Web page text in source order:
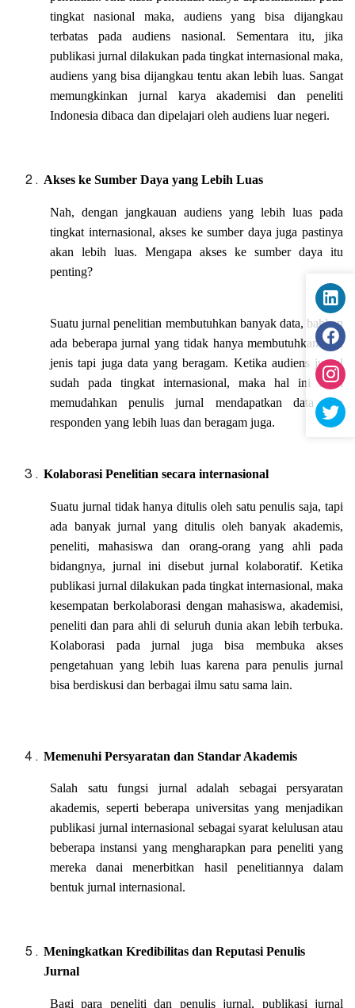
tingkat nasional maka, audiens yang bisa dijangkau
terbatas pada audiens nasional. Sementara itu, jika
publikasi jurnal dilakukan pada tingkat internasional maka,
audiens yang bisa dijangkau tentu akan lebih luas. Sangat
memungkinkan jurnal karya akademisi dan peneliti
Indonesia dibaca dan dipelajari oleh audiens luar negeri.
Akses ke Sumber Daya yang Lebih Luas
Nah, dengan jangkauan audiens yang lebih luas pada
tingkat internasional, akses ke sumber daya juga pastinya
akan lebih luas. Mengapa akses ke sumber daya itu
penting?
Suatu jurnal penelitian membutuhkan banyak data, bahkan
ada beberapa jurnal yang tidak hanya membutuhkan satu
jenis tapi juga data yang beragam. Ketika audiens jurnal
sudah pada tingkat internasional, maka hal ini akan
memudahkan penulis jurnal mendapatkan data dan
responden yang lebih luas dan beragam juga.
Kolaborasi Penelitian secara internasional
Suatu jurnal tidak hanya ditulis oleh satu penulis saja, tapi
ada banyak jurnal yang ditulis oleh banyak akademis,
peneliti, mahasiswa dan orang-orang yang ahli pada
bidangnya, jurnal ini disebut jurnal kolaboratif. Ketika
publikasi jurnal dilakukan pada tingkat internasional, maka
kesempatan berkolaborasi dengan mahasiswa, akademisi,
peneliti dan para ahli di seluruh dunia akan lebih terbuka.
Kolaborasi pada jurnal juga bisa membuka akses
pengetahuan yang lebih luas karena para penulis jurnal
bisa berdiskusi dan berbagai ilmu satu sama lain.
Memenuhi Persyaratan dan Standar Akademis
Salah satu fungsi jurnal adalah sebagai persyaratan
akademis, seperti beberapa universitas yang menjadikan
publikasi jurnal internasional sebagai syarat kelulusan atau
beberapa instansi yang mengharapkan para peneliti yang
mereka danai menerbitkan hasil penelitiannya dalam
bentuk jurnal internasional.
Meningkatkan Kredibilitas dan Reputasi Penulis
Jurnal
Bagi para peneliti dan penulis jurnal, publikasi jurnal